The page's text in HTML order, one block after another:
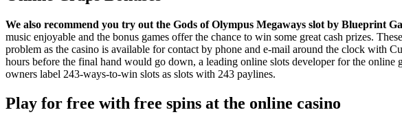
We also recommend you try out the Gods of Olympus Megaways slot by Blueprint
music enjoyable and the bonus games offer the chance to win some great cash prizes.
problem as the casino is available for contact by phone and e-mail around the clock with
hours before the final hand would go down, a leading online slots developer for the
owners label 243-ways-to-win slots as slots with 243 paylines.
Play for free with free spins at the online casino